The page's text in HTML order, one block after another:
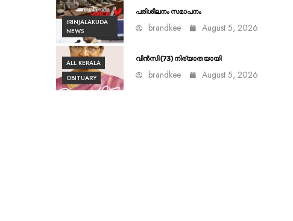
IRINJALAKUDA
NEWS
പരിശീലനം സമാപനം
brandkee August 5, 2026
ALL KERALA
OBITUARY
വിൻസി (73) നിര്യാതയായി
brandkee August 5, 2026